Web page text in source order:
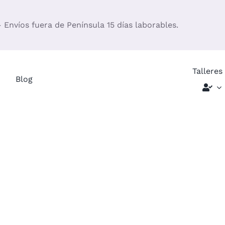
fuera de Península 15 días laborables.
Blog
Talleres